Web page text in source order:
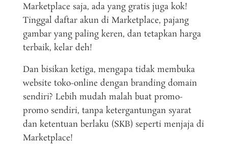
Marketplace saja, ada yang gratis juga kok!
Tinggal daftar akun di Marketplace, pajang
gambar yang paling keren, dan tetapkan harga
terbaik, kelar deh!
Dan bisikan ketiga, mengapa tidak membuka
website toko-online dengan branding domain
sendiri? Lebih mudah malah buat promo-
promo sendiri, tanpa ketergantungan syarat
dan ketentuan berlaku (SKB) seperti menjaja di
Marketplace!